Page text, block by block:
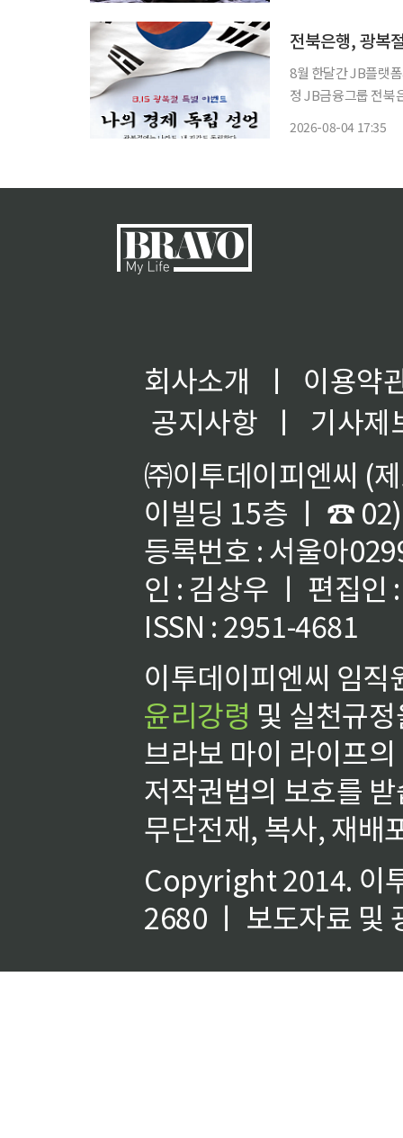
전북은행, 광복
8월 한달간 JB플랫
정 JB금융그룹 전북은행이 제81주년 광복절을 앞두고 어린이와 청소년을 위한 특별 금융교
2026-08-04 17:35
회사소개 ㅣ
이용약
공지사항
ㅣ
기사제
㈜이투데이피엔씨 (
이빌딩 15층 ㅣ ☎
등록번호 : 서울아
인 : 김상우 ㅣ 편집인
ISSN : 2951-4681
이투데이피엔씨 임
윤리강령 및 실천규
브라보 마이 라이프
저작권법의 보호를
무단전재, 복사, 재배
Copyright 2014. 이
2680 ㅣ 보도자료